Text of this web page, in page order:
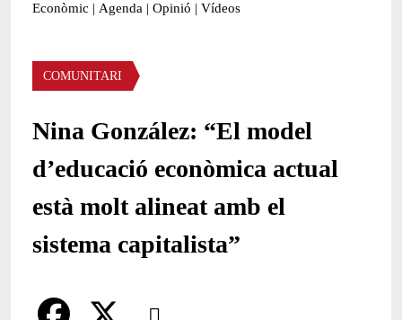
Econòmic | Agenda | Opinió | Vídeos
Àmbit de la notícia
COMUNITARI
Nina González: “El model
d’educació econòmica actual
està molt alineat amb el
sistema capitalista”
Comparteix